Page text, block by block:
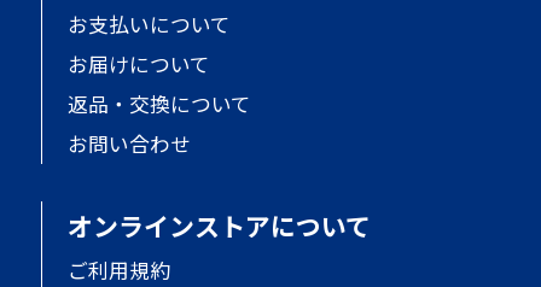
お支払いについて
お届けについて
返品・交換について
お問い合わせ
オンラインストアについて
ご利用規約